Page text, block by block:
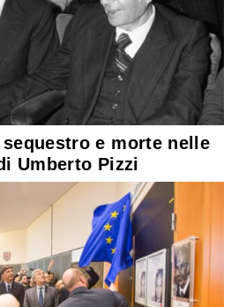
e morte nelle
Umberto Pizzi